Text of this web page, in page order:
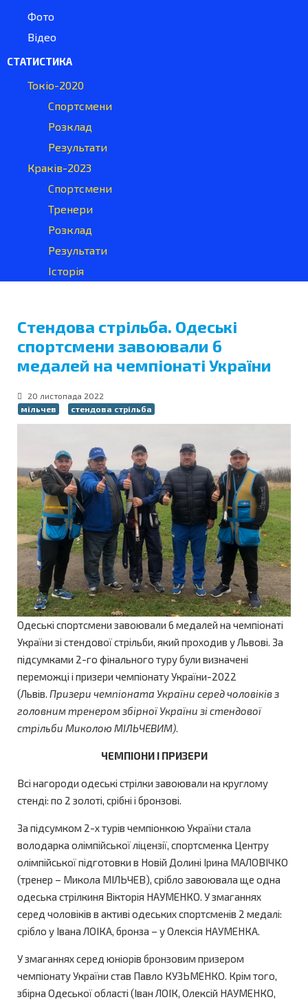
Фото
Відео
СТАТИСТИКА
Токіо-2020
Спортсмени
Розклад
Результати
Краків-2023
Спортсмени
Тренери
Розклад
Результати
Історія
Стендова стрільба. Одеські
спортсмени завоювали 6
медалей на чемпіонаті України
20 листопада 2022
мільчев
стендова стрільба
Одеські спортсмени завоювали 6 медалей на чемпіонаті
України зі стендової стрільби, який проходив у Львові. За
підсумками 2-го фінального туру були визначені
переможці і призери чемпіонату України-2022
(Львів. Призери чемпіоната України серед чоловіків з
головним тренером збірної України зі стендової
стрільби Миколою МІЛЬЧЕВИМ).
ЧЕМПІОНИ І ПРИЗЕРИ
Всі нагороди одеські стрілки завоювали на круглому
стенді: по 2 золоті, срібні і бронзові.
За підсумком 2-х турів чемпіонкою України стала
володарка олімпійської ліцензії, спортсменка Центру
олімпійської підготовки в Новій Долині Ірина МАЛОВІЧКО
(тренер – Микола МІЛЬЧЕВ), срібло завоювала ще одна
одеська стрілкиня Вікторія НАУМЕНКО. У змаганнях
серед чоловіків в активі одеських спортсменів 2 медалі:
срібло у Івана ЛОІКА, бронза – у Олексія НАУМЕНКА.
У змаганнях серед юніорів бронзовим призером
чемпіонату України став Павло КУЗЬМЕНКО. Крім того,
збірна Одеської області (Іван ЛОІК, Олексій НАУМЕНКО,